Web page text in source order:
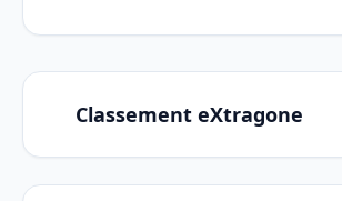
Classement eXtragone